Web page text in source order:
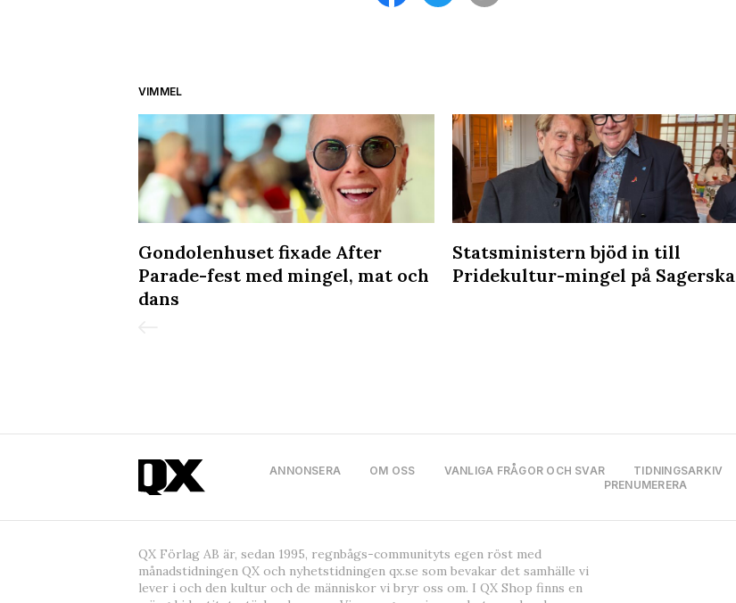
VIMMEL
Gondolenhuset fixade After
Parade-fest med mingel, mat och
dans
Statsministern bjöd in till
Pridekultur-mingel på Sagerska
ANNONSERA OM OSS VANLIGA FRÅGOR OCH SVAR TIDNINGSARKIV
PRENUMERERA
QX Förlag AB är, sedan 1995, regnbågs-communityts egen röst med
månadstidningen QX och nyhetstidningen qx.se som bevakar det samhälle vi
lever i och den kultur och de människor vi bryr oss om. I QX Shop finns en